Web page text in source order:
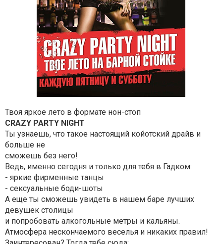
Твоя яркое лето в формате нон-стоп
CRAZY PARTY NIGHT
Ты узнаешь, что такое настоящий койотский драйв и
больше не
сможешь без него!
Ведь, именно сегодня и только для тебя в Гадком:
- яркие фирменные танцы
- сексуальные боди-шоты
А еще ты сможешь увидеть в нашем баре лучших
девушек столицы
и попробовать алкогольные метры и кальяны.
Атмосфера нескончаемого веселья и никаких правил!